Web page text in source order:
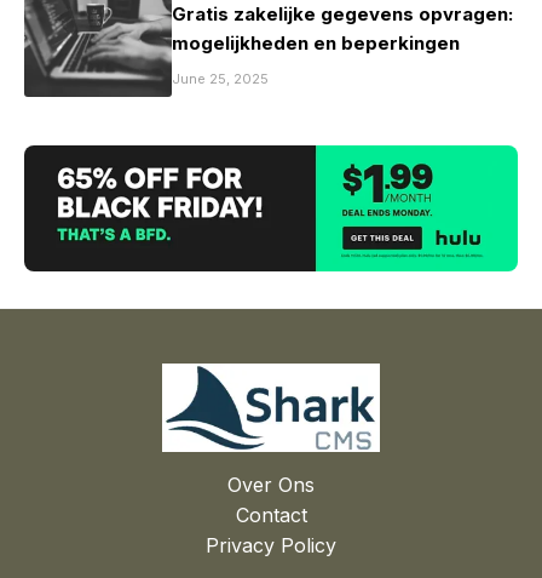
Gratis zakelijke gegevens opvragen:
mogelijkheden en beperkingen
June 25, 2025
Over Ons
Contact
Privacy Policy